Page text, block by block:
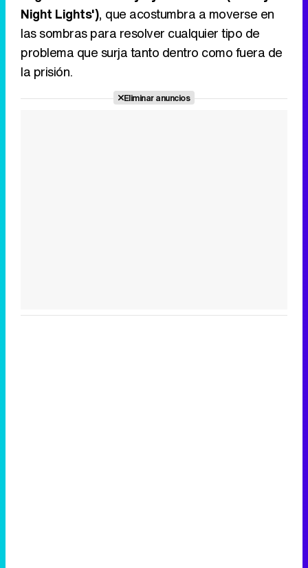
Night Lights'), que acostumbra a moverse en
las sombras para resolver cualquier tipo de
problema que surja tanto dentro como fuera de
la prisión.
Eliminar anuncios